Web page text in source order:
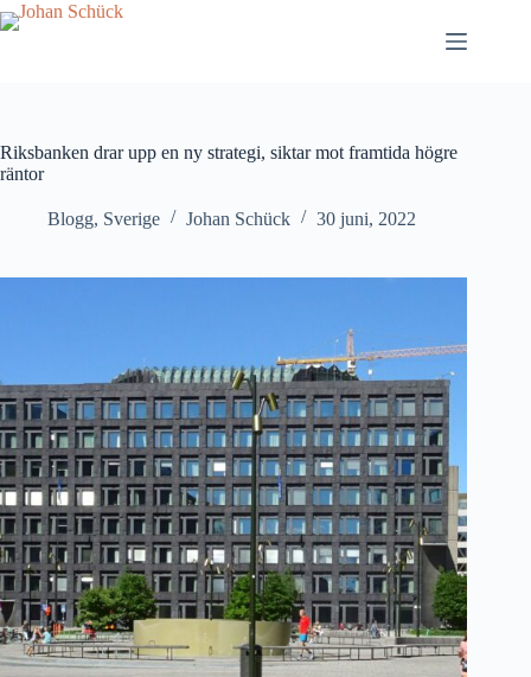
Hoppa
till
Riksbanken drar upp en ny strategi, siktar mot framtida högre
räntor
Blogg, Sverige Johan Schück 30 juni, 2022